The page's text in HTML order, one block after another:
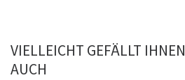
VIELLEICHT GEFÄLLT IHNEN
AUCH